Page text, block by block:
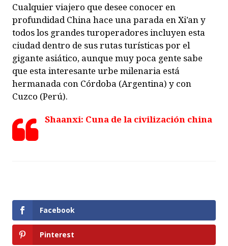
Cualquier viajero que desee conocer en
profundidad China hace una parada en Xi’an y
todos los grandes turoperadores incluyen esta
ciudad dentro de sus rutas turísticas por el
gigante asiático, aunque muy poca gente sabe
que esta interesante urbe milenaria está
hermanada con Córdoba (Argentina) y con
Cuzco (Perú).
Shaanxi: Cuna de la civilización china
Facebook
Pinterest